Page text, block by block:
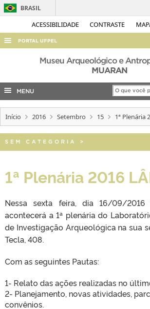
ACESSIBILIDADE CONTRASTE
BRASIL
Acesso
PORTAL UFPEL
ACESSO À INFORMAÇÃO
COBALTO
CONCURSOS
INTERNACIONAL
PORTARIAS
Museu Arqueológico e
MUARAN
MENU
Início 2016 Setembro 15 1ª Plenária
SEM CATEGORIA >
1ª Plenária 2016
Nessa sexta feira, dia 16/09/2016
acontecerá a 1ª plenária do
de Investigação Arqueológica na sua
Tecla, 408.
Com as seguintes Pautas:
1- Relato das ações realizadas no
2- Planejamento, novas atividades,
convênios.